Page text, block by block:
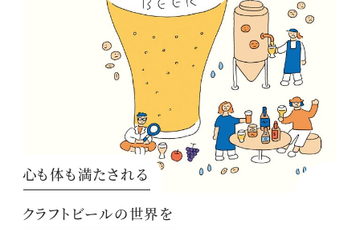
心も体も満たされる
クラフトビールの世界を